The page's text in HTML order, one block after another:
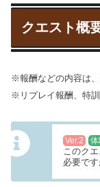
クエスト概
※報酬などの内容は、
※リプレイ報酬、特
Ver.2
体
このク
必要で